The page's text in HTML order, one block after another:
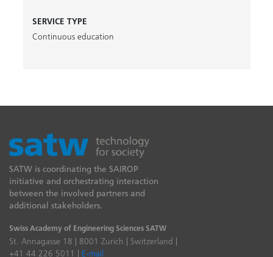
SERVICE TYPE
Continuous education
SATW is coordinating the SAIROP
initiative and orchestrating interaction
between the involved partners and
additional stakeholders.
Swiss Academy of Engineering Sciences SATW
St. Annagasse 18 | 8001 Zurich | Switzerland |
+41 44 226 5011 |
E-mail